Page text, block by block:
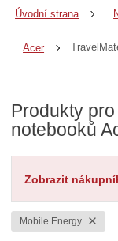
Úvodní strana
Acer
Produkty
notebooků
Zobrazit
Mobile Energy